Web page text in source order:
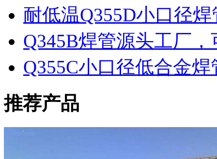
耐低温Q355D小口径
Q345B焊管源头工厂
Q355C小口径低合金
推荐产品